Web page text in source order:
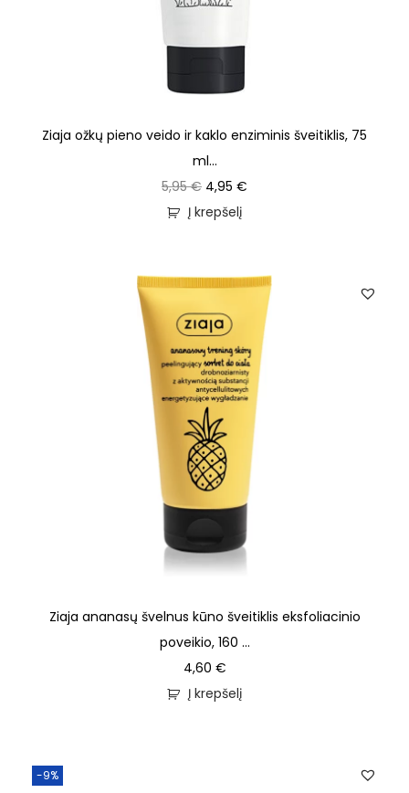
Ziaja ožkų pieno veido ir kaklo enziminis šveitiklis, 75
ml...
5,95€ 4,95 €
Į krepšelį
Ziaja ananasų švelnus kūno šveitiklis eksfoliacinio
poveikio, 160 ...
4,60 €
Į krepšelį
-9%